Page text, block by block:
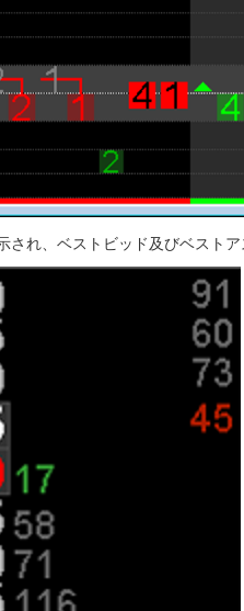
され、ベストビッド及びベスト